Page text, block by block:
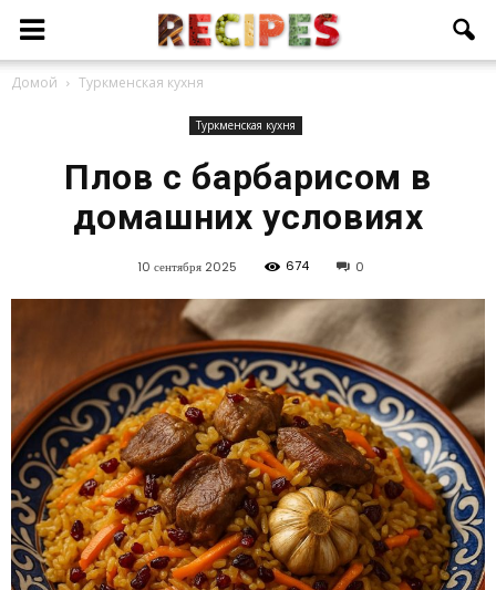
Домой Туркменская кухня
Туркменская кухня
Плов с барбарисом в
домашних условиях
10 сентября 2025 674 0